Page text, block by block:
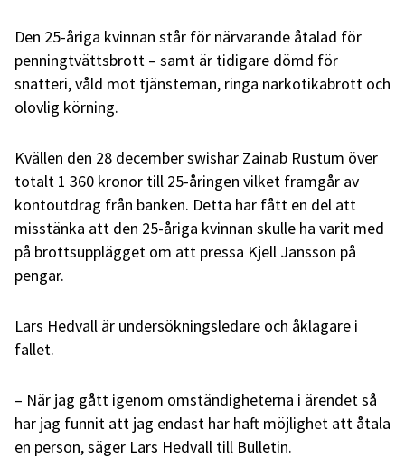
Den 25-åriga kvinnan står för närvarande åtalad för
penningtvättsbrott – samt är tidigare dömd för
snatteri, våld mot tjänsteman, ringa narkotikabrott och
olovlig körning.
Kvällen den 28 december swishar Zainab Rustum över
totalt 1 360 kronor till 25-åringen vilket framgår av
kontoutdrag från banken. Detta har fått en del att
misstänka att den 25-åriga kvinnan skulle ha varit med
på brottsupplägget om att pressa Kjell Jansson på
pengar.
Lars Hedvall är undersökningsledare och åklagare i
fallet.
– När jag gått igenom omständigheterna i ärendet så
har jag funnit att jag endast har haft möjlighet att åtala
en person, säger Lars Hedvall till Bulletin.